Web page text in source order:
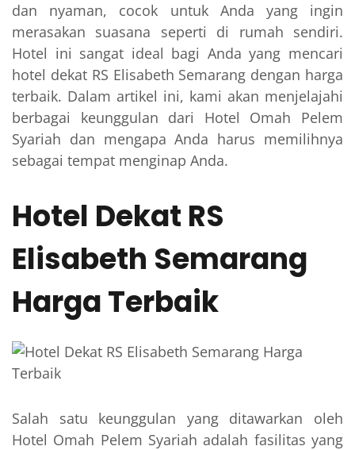
dan nyaman, cocok untuk Anda yang ingin
merasakan suasana seperti di rumah sendiri.
Hotel ini sangat ideal bagi Anda yang mencari
hotel dekat RS Elisabeth Semarang dengan harga
terbaik. Dalam artikel ini, kami akan menjelajahi
berbagai keunggulan dari Hotel Omah Pelem
Syariah dan mengapa Anda harus memilihnya
sebagai tempat menginap Anda.
Hotel Dekat RS
Elisabeth Semarang
Harga Terbaik
Salah satu keunggulan yang ditawarkan oleh
Hotel Omah Pelem Syariah adalah fasilitas yang